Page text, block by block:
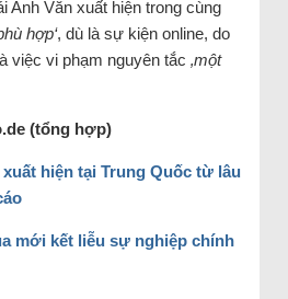
Anh Văn xuất hiện trong cùng
hợp‘, dù là sự kiện online, do
việc vi phạm nguyên tắc ‚một
(tổng hợp)
hiện tại Trung Quốc từ lâu
mới kết liễu sự nghiệp chính